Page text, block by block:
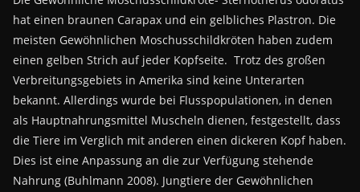
hat einen braunen Carapax und ein gelbliches Plastron. Die
meisten Gewöhnlichen Moschusschildkröten haben zudem
einen gelben Strich auf jeder Kopfseite. Trotz des großen
Verbreitungsgebiets in Amerika sind keine Unterarten
bekannt. Allerdings wurde bei Flusspopulationen, in denen
als Hauptnahrungsmittel Muscheln dienen, festgestellt, dass
die Tiere im Verglich mit anderen einen dickeren Kopf haben.
Dies ist eine Anpassung an die zur Verfügung stehende
Nahrung (Buhlmann 2008). Jungtiere der Gewöhnlichen